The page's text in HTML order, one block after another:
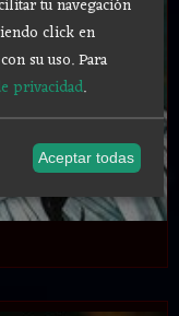
tu navegación
click en
su uso.Para
privacidad.
Aceptar todas